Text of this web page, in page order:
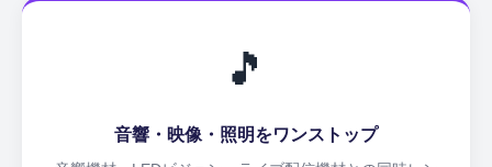
🎵
音響・映像・照明をワンストップ